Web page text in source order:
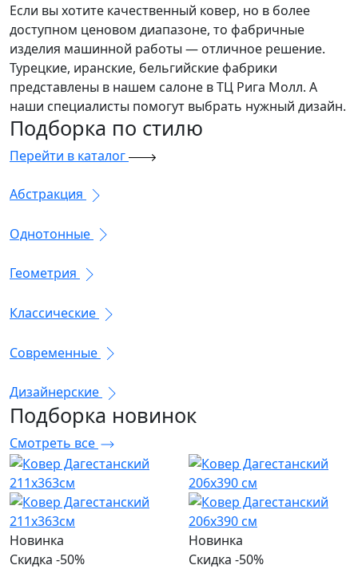
Если вы хотите качественный ковер, но в более
доступном ценовом диапазоне, то фабричные
изделия машинной работы — отличное решение.
Турецкие, иранские, бельгийские фабрики
представлены в нашем салоне в ТЦ Рига Молл. А
наши специалисты помогут выбрать нужный дизайн.
Подборка по стилю
Перейти в каталог
Абстракция
Однотонные
Геометрия
Классические
Современные
Дизайнерские
Подборка новинок
Смотреть все
Новинка
Скидка -50%
Новинка
Скидка -50%